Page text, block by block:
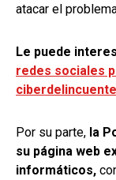
atacar el
Le puede
redes sociales
Por su parte, la
su página web
informáticos,